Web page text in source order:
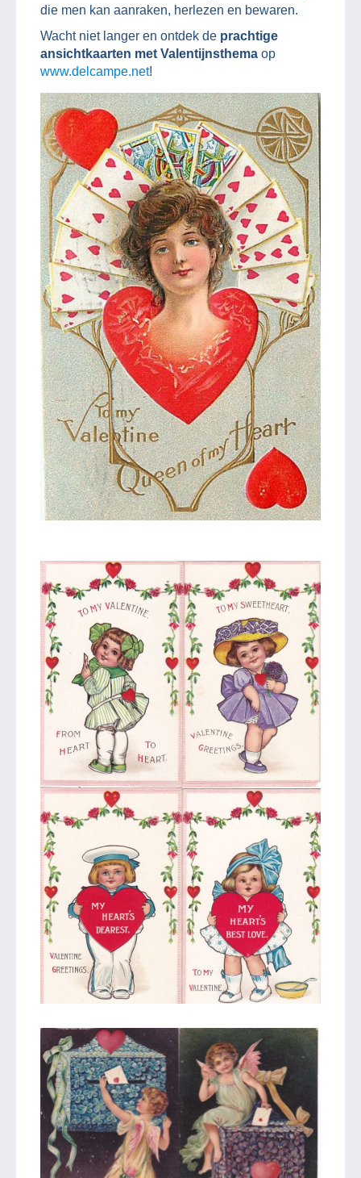
die men kan aanraken, herlezen en bewaren.
Wacht niet langer en ontdek de prachtige
ansichtkaarten met Valentijnsthema op
www.delcampe.net!